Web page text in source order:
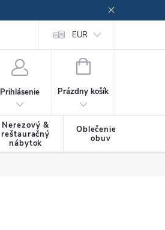
EUR
Prihlásenie
NÁKUPNÝ
Prázdny košík
Nerezový &
reštauračný
nábytok
Oblečenie &
obuv